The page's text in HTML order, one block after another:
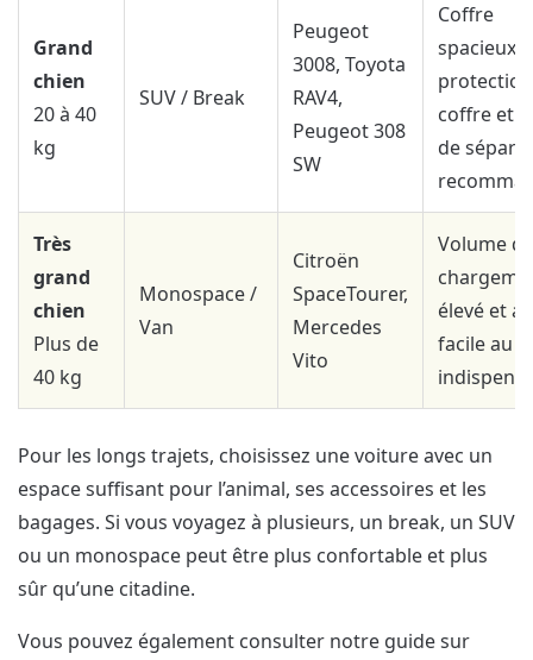
Grand
chien
20 à 40
kg
SUV / Break
Peugeot
3008, Toyota
RAV4,
Peugeot 308
SW
Coffre
spacieux,
coffre et
de
Très
grand
chien
Plus de
40 kg
Monospace /
Van
Citroën
SpaceTourer,
Mercedes
Vito
Volume de
élevé et
facile au
Pour les longs trajets, choisissez une voiture avec un
espace suffisant pour l’animal, ses accessoires et les
bagages. Si vous voyagez à plusieurs, un break, un SUV
ou un monospace peut être plus confortable et plus
sûr qu’une citadine.
Vous pouvez également consulter notre guide sur